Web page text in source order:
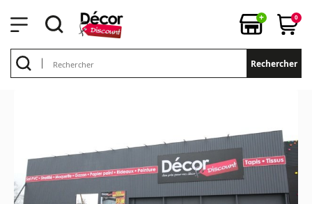
+ 0
Rechercher